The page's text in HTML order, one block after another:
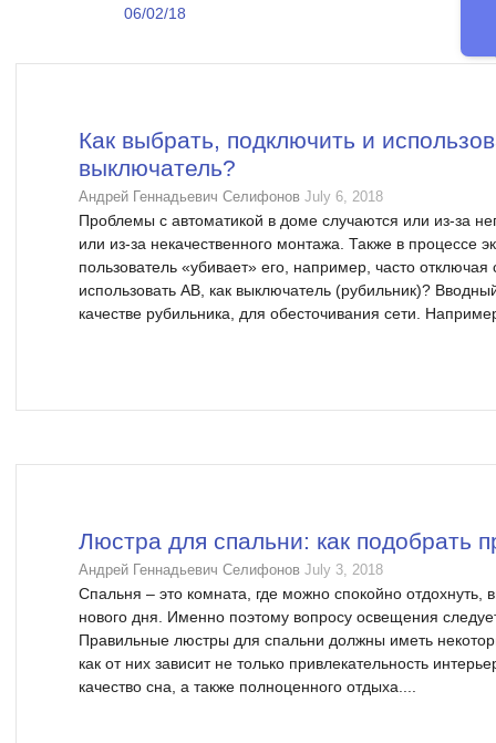
06/02/18
Как выбрать, подключить и
выключатель?
Андрей Геннадьевич Селифонов July 6, 2018
Проблемы с автоматикой в доме случаются или из-за
или из-за некачественного монтажа. Также в процессе
пользователь «убивает» его, например, часто
использовать АВ, как выключатель (рубильник)?
качестве рубильника, для обесточивания сети.
Люстра для спальни: как подобрать
Андрей Геннадьевич Селифонов July 3, 2018
Спальня – это комната, где можно спокойно отдохнуть,
нового дня. Именно поэтому вопросу освещения
Правильные люстры для спальни должны иметь
как от них зависит не только привлекательность
качество сна, а также полноценного отдыха....